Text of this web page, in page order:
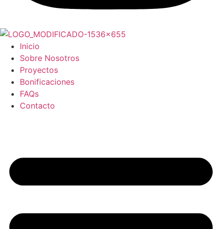
Inicio
Sobre Nosotros
Proyectos
Bonificaciones
FAQs
Contacto